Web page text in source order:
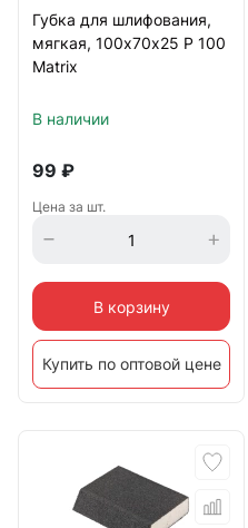
Губка для шлифования,
мягкая, 100х70х25 Р 100
Matrix
В наличии
99 ₽
Цена за шт.
В корзину
Купить по оптовой цене